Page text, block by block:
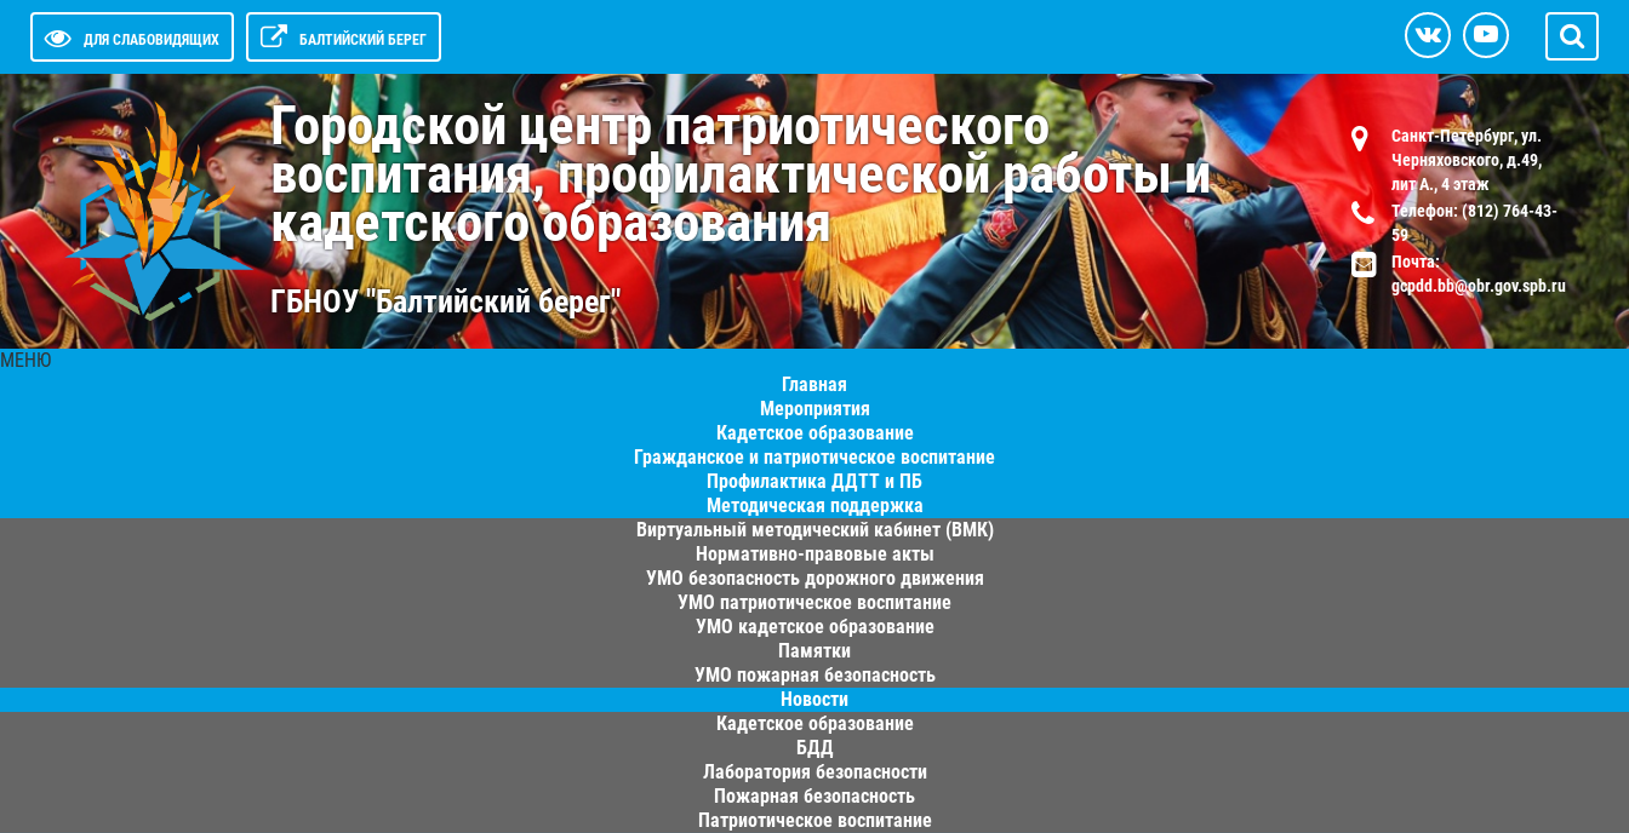
ДЛЯ СЛАБОВИДЯЩИХ БАЛТИЙСКИЙ БЕРЕГ
Городской центр патриотического
воспитания, профилактической работы и
кадетского образования
ГБНОУ "Балтийский берег"
Санкт-Петербург, ул.
Черняховского, д.49,
лит А., 4 этаж
Телефон: (812) 764-43-
59
Почта:
gcpdd.bb@obr.gov.spb.ru
МЕНЮ
Главная
Мероприятия
Кадетское образование
Гражданское и патриотическое воспитание
Профилактика ДДТТ и ПБ
Методическая поддержка
Виртуальный методический кабинет (ВМК)
Нормативно-правовые акты
УМО безопасность дорожного движения
УМО патриотическое воспитание
УМО кадетское образование
Памятки
УМО пожарная безопасность
Новости
Кадетское образование
БДД
Лаборатория безопасности
Пожарная безопасность
Патриотическое воспитание